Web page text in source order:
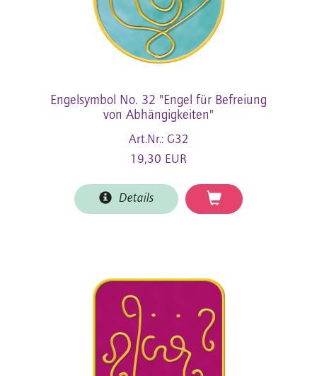
Engelsymbol No. 32 "Engel für Befreiung
von Abhängigkeiten"
Art.Nr.: G32
19,30 EUR
Details